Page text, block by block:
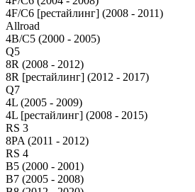
4F/C6 [рестайлинг] (2008 - 2011)
Allroad
4B/C5 (2000 - 2005)
Q5
8R (2008 - 2012)
8R [рестайлинг] (2012 - 2017)
Q7
4L (2005 - 2009)
4L [рестайлинг] (2008 - 2015)
RS 3
8PA (2011 - 2012)
RS 4
B5 (2000 - 2001)
B7 (2005 - 2008)